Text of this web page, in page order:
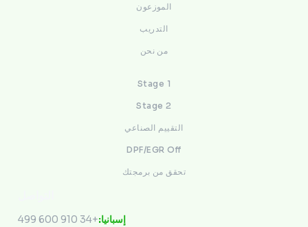
الموزعون
التدريب
من نحن
Stage 1
Stage 2
التقييم الصناعي
DPF/EGR Off
تحقق من برمجتك
إسبانيا:+34 910 600 499